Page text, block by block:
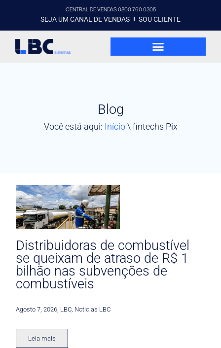
CENTRAL DE VENDAS 0800 760 0305
SEJA UM CANAL DE VENDAS SOU CLIENTE
Blog
Você está aqui: Início\ fintechs Pix
Distribuidoras de combustível
se queixam de atraso de R$ 1
bilhão nas subvenções de
combustíveis
Agosto 7, 2026 LBC Noticias LBC
Leia mais